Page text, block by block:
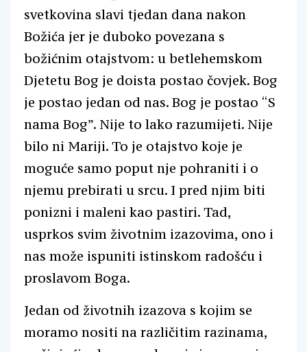
svetkovina slavi tjedan dana nakon
Božića jer je duboko povezana s
božićnim otajstvom: u betlehemskom
Djetetu Bog je doista postao čovjek. Bog
je postao jedan od nas. Bog je postao “S
nama Bog”. Nije to lako razumijeti. Nije
bilo ni Mariji. To je otajstvo koje je
moguće samo poput nje pohraniti i o
njemu prebirati u srcu. I pred njim biti
ponizni i maleni kao pastiri. Tad,
usprkos svim životnim izazovima, ono i
nas može ispuniti istinskom radošću i
proslavom Boga.
Jedan od životnih izazova s kojim se
moramo nositi na različitim razinama,